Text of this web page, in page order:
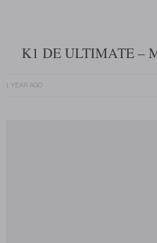
K1 DE ULTIMATE –
1 YEAR AGO